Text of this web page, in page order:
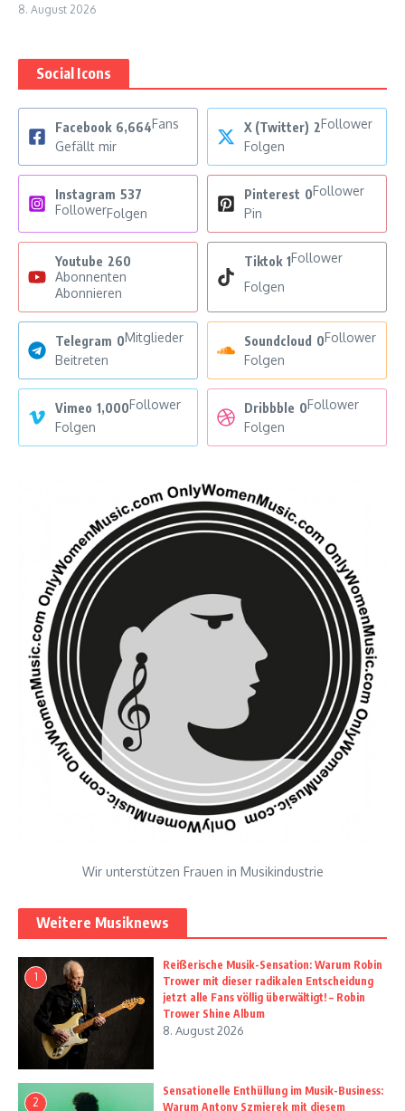
8. August 2026
Social Icons
Facebook 6,664Fans
Gefällt mir
X (Twitter) 2Follower
Folgen
Instagram 537
FollowerFolgen
Pinterest 0Follower
Pin
Youtube 260
Abonnenten
Abonnieren
Tiktok 1 Follower
Folgen
Telegram 0Mitglieder
Beitreten
Soundcloud 0Follower
Folgen
Vimeo 1,000Follower
Folgen
Dribbble 0Follower
Folgen
Wir unterstützen Frauen in Musikindustrie
Weitere Musiknews
1
Reißerische Musik-Sensation: Warum Robin
Trower mit dieser radikalen Entscheidung
jetzt alle Fans völlig überwältigt! – Robin
Trower Shine Album
8. August 2026
2
Sensationelle Enthüllung im Musik-Business:
Warum Antony Szmierek mit diesem